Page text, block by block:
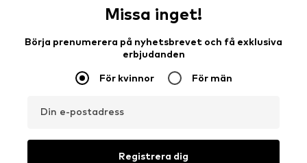
Missa inget!
Börja prenumerera på nyhetsbrevet och få exklusiva
erbjudanden
För kvinnor För män
Din e-postadress
Registrera dig